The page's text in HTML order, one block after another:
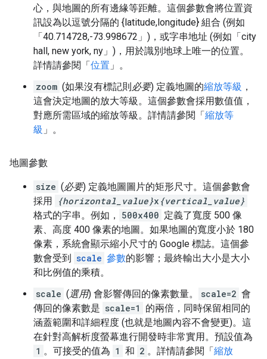
心，與地圖的所有邊緣等距離。這個參數會將位置資
訊設為以逗號分隔的 {latitude,longitude} 組合 (例如
「40.714728,-73.998672」)，或字串地址 (例如「city
hall, new york, ny」)，用於識別地球上唯一的位置。
詳情請參閱「位置 」。
zoom (如果沒有標記則必要) 定義地圖的縮放等級 ，
這會決定地圖的放大等級。這個參數會採用數值值，
對應所需區域的縮放等級。詳情請參閱「縮放等
級 」。
地圖參數
size (必要) 定義地圖圖片的矩形尺寸。這個參數會
採用
{horizontal_value}x {vertical_value}
格式的字串。例如，
500x400 定義了寬度 500 像
素、高度 400 像素的地圖。如果地圖的寬度小於 180
像素，系統會顯示縮小尺寸的 Google 標誌。這個參
數會受到 scale 參數的影響；最終輸出大小是大小
和比例值的乘積。
scale (選用) 會影響傳回的像素數量。 scale=2 會
傳回的像素數是 scale=1
的兩倍，同時保留相同的
涵蓋範圍和詳細程度 (也就是地圖內容不會變更)。這
在針對高解析度螢幕進行開發時非常實用。預設值為
1 。可接受的值為 1 和 2 。詳情請參閱「縮放